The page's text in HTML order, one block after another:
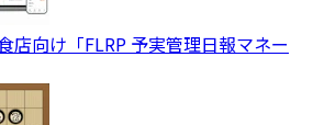
店向け「FLRP 予実管理日報マネー